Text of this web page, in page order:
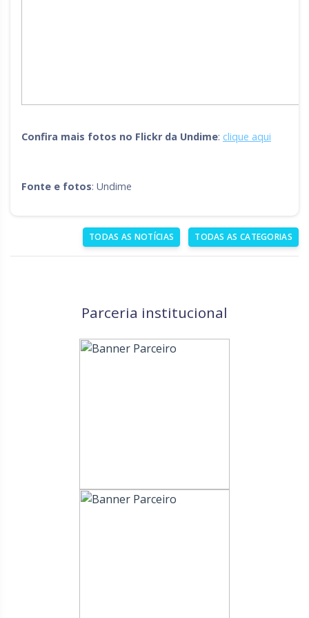
Confira mais fotos no Flickr da Undime: clique aqui
Fonte e fotos: Undime
TODAS AS NOTÍCIAS TODAS AS CATEGORIAS
Parceria institucional